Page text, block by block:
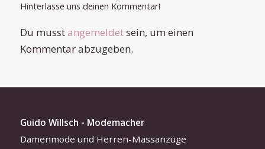
Hinterlasse uns deinen Kommentar!
Du musstangemeldetsein, um einen
Kommentar abzugeben.
Guido Willsch - Modemacher
Damenmode und Herren-Massanzüge